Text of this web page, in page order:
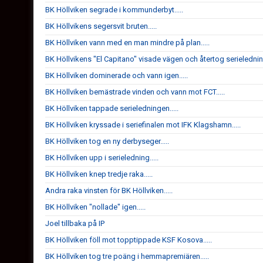
BK Höllviken segrade i kommunderbyt.....
BK Höllvikens segersvit bruten.....
BK Höllviken vann med en man mindre på plan.....
BK Höllvikens "El Capitano" visade vägen och återtog
BK Höllviken dominerade och vann igen.....
BK Höllviken bemästrade vinden och vann mot FCT.....
BK Höllviken tappade serieledningen.....
BK Höllviken kryssade i seriefinalen mot IFK Klagshamn.....
BK Höllviken tog en ny derbyseger.....
BK Höllviken upp i serieledning.....
BK Höllviken knep tredje raka.....
Andra raka vinsten för BK Höllviken.....
BK Höllviken "nollade" igen.....
Joel tillbaka på IP
BK Höllviken föll mot topptippade KSF Kosova.....
BK Höllviken tog tre poäng i hemmapremiären.....